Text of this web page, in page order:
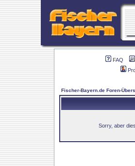
FAQ
Fischer-Bayern.de Foren-
Sorry, aber